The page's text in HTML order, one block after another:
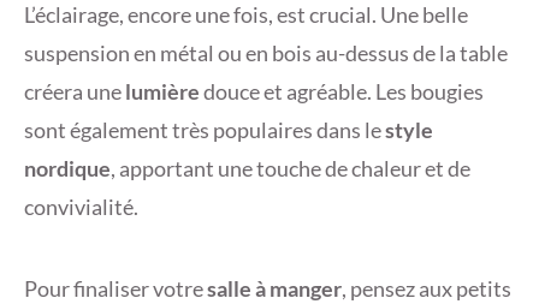
L’éclairage, encore une fois, est crucial. Une belle
suspension en métal ou en bois au-dessus de la table
créera unelumièredouce et agréable. Les bougies
sont également très populaires dans lestyle
nordique, apportant une touche de chaleur et de
convivialité.
Pour finaliser votresalle à manger, pensez aux petits